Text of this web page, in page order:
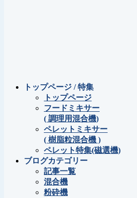
トップページ / 特集
トップページ
フードミキサー
( 調理用混合機)
ペレットミキサー
( 樹脂粒混合機 )
ペレット特集(磁選機)
ブログカテゴリー
記事一覧
混合機
粉砕機